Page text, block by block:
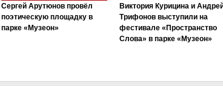
Сергей Арутюнов провёл
поэтическую площадку в
парке «Музеон»
Виктория Курицина и
Трифонов выступили на
фестивале «Пространство
Слова» в парке «Музеон»